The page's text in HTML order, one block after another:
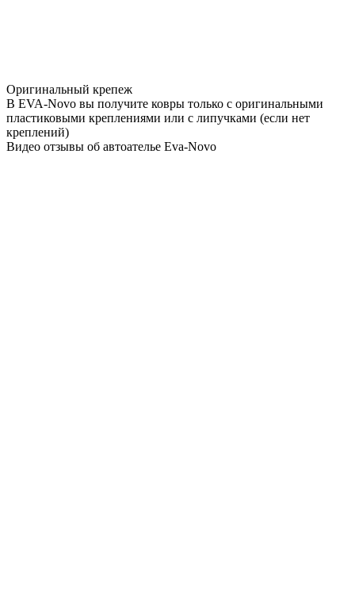
Оригинальный крепеж
В EVA-Novo вы получите ковры только с оригинальными
пластиковыми креплениями или с липучками (если нет
креплений)
Видео отзывы об автоателье Eva-Novo